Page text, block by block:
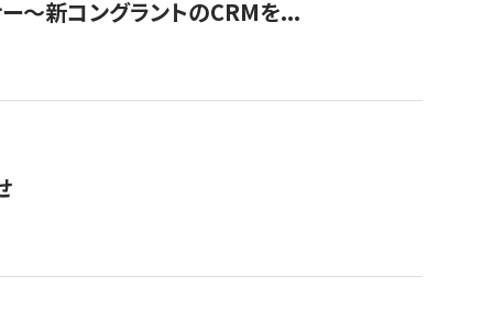
ー〜新コングラントのCRMを...